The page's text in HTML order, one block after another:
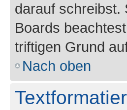
darauf schreibst.
Boards
triftigen Grund
Nach oben